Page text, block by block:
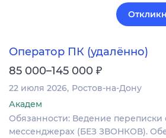
Оператор ПК (удалённо)
85 000–145 000 ₽
22 июля 2026 Ростов-на-Дону
Академ
Обязанности: Ведение
мессенджерах (БЕЗ ЗВОНКОВ).